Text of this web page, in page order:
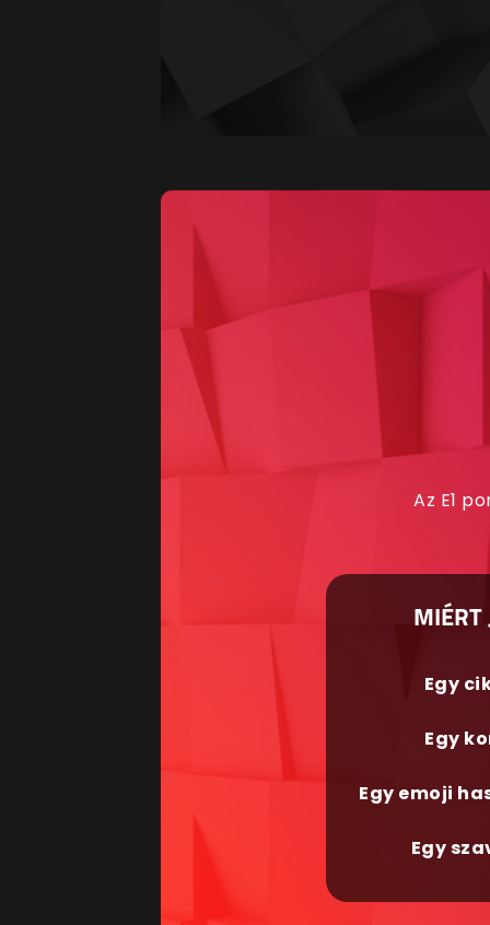
Az E1
MIÉRT
Egy
Egy
Egy emoji
Egy